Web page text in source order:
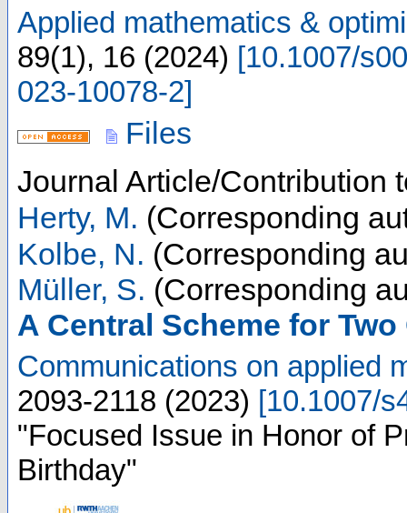
Applied mathematics &
89(1), 16 (2024) [10.1007/
023-10078-2]
Files
Journal Article/Contribution
Herty, M. (Corresponding
Kolbe, N. (Corresponding
Müller, S. (Corresponding
A Central Scheme for
Communications on applied
2093-2118 (2023) [10.1007/
"Focused Issue in Honor of
Birthday"